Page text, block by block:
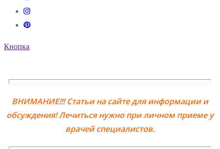
Кнопка
ВНИМАНИЕ!!! Статьи на сайте для информации и
обсуждения! Лечиться нужно при личном приеме у
врачей специалистов.